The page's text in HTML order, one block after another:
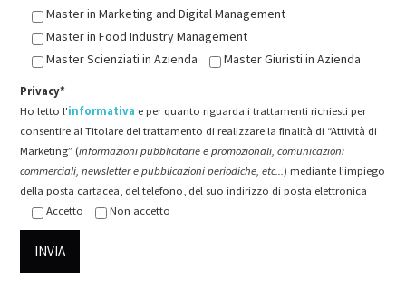
Master in Marketing and Digital Management
Master in Food Industry Management
Master Scienziati in Azienda
Master Giuristi in Azienda
Privacy*
Ho letto l'informativa e per quanto riguarda i trattamenti richiesti per
consentire al Titolare del trattamento di realizzare la finalità di “Attività di
Marketing” (informazioni pubblicitarie e promozionali, comunicazioni
commerciali, newsletter e pubblicazioni periodiche, etc...) mediante l’impiego
della posta cartacea, del telefono, del suo indirizzo di posta elettronica
Accetto
Non accetto